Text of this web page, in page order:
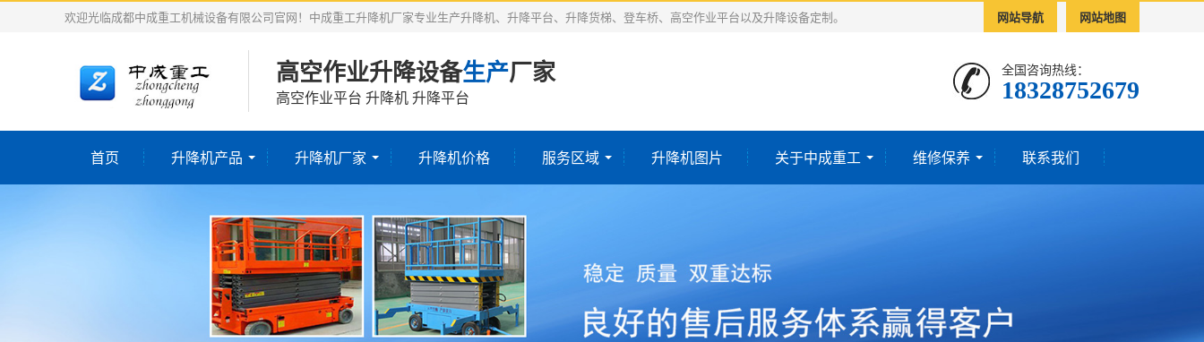
网站导航 网站地图
欢迎光临成都中成重工机械设备有限公司官网！中成重工升降机厂家专业生产升降机、升降平台、升降货梯、登车桥、高空作业平台以及升降设备定制。
高空作业升降设备生产厂家
高空作业平台 升降机 升降平台
全国咨询热线：
18328752679‬
首页 升降机产品 升降机厂家 升降机价格 服务区域 升降机图片 关于中成重工 维修保养 联系我们